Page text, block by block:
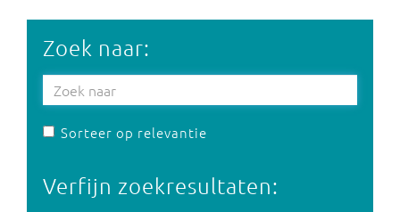
Zoek naar:
Sorteer op relevantie
Verfijn zoekresultaten: